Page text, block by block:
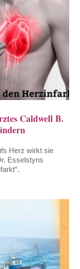
Caldwell B.
Herz wirkt sie
Esselstyns